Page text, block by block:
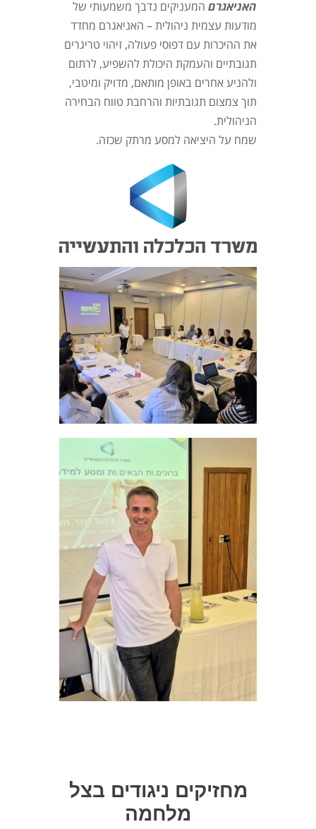
האניאגרם המעניקים נדבך משמעותי של
מודעות עצמית ניהולית – האניאגרם מחדד
את ההיכרות עם דפוסי פעולה, זיהוי טריגרים
תגובתיים והעמקת היכולת להשפיע, לרתום
ולהניע אחרים באופן מותאם, מדויק ומיטבי,
תוך צמצום תגובתיות והרחבת טווח הבחירה
הניהולית.
שמח על היציאה למסע מרתק שכזה.
מחזיקים ניגודים בצל
מלחמה